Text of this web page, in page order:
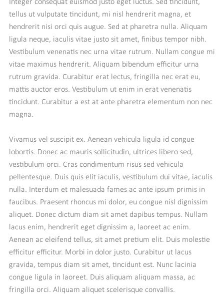
Integer consequat euismod justo eget luctus. Sed tincidunt,
tellus ut vulputate tincidunt, mi nisl hendrerit magna, et
hendrerit nisi orci quis augue. Sed at pharetra nulla. Aliquam
ligula neque, iaculis vitae justo sit amet, finibus tempor nibh.
Vestibulum venenatis nec urna vitae rutrum. Nullam congue mi
vitae maximus hendrerit. Aliquam bibendum efficitur urna
rutrum gravida. Curabitur erat lectus, fringilla nec erat eu,
mattis auctor eros. Vestibulum ut enim in erat venenatis
tincidunt. Curabitur a est at ante pharetra elementum non nec
magna.
Vivamus vel suscipit ex. Aenean vehicula ligula id congue
lobortis. Donec ac mauris sollicitudin, ultrices libero sed,
vestibulum orci. Cras condimentum risus sed vehicula
pellentesque. Duis quis elit iaculis, vestibulum dui vitae, iaculis
nulla. Interdum et malesuada fames ac ante ipsum primis in
faucibus. Praesent rhoncus mi dolor, eu congue nisl dignissim
aliquet. Donec dictum diam sit amet dapibus tempus. Nullam
lacus enim, hendrerit eget dignissim a, laoreet ac enim.
Aenean ac eleifend tellus, sit amet pretium elit. Duis molestie
efficitur efficitur. Morbi in dolor justo. Curabitur ut lacus
gravida, tempus diam sit amet, tincidunt est. Nunc lacinia
congue ligula in laoreet. Duis aliquam aliquam massa, ac
fringilla orci. Aliquam aliquet scelerisque convallis.